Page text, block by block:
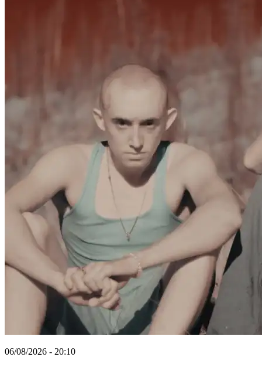
06/08/2026 - 20:10